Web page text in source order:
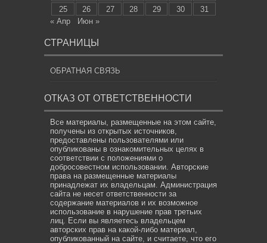
25
26 27 28 29 30
31
« Апр
Июн »
СТРАНИЦЫ
ОБРАТНАЯ СВЯЗЬ
ОТКАЗ ОТ ОТВЕТСТВЕННОСТИ
Все материалы, размещенные на этом сайте,
получены из открытых источников,
предоставлены пользователями или
опубликованы в ознакомительных целях в
соответствии с положениями о
добросовестном использовании. Авторские
права на размещенные материалы
принадлежат их владельцам. Администрация
сайта не несет ответственности за
содержание материалов и их возможное
использование в нарушение прав третьих
лиц. Если вы являетесь владельцем
авторских прав на какой-либо материал,
опубликованный на сайте, и считаете, что его